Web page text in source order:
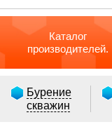
Каталог
производителей.
Бурение
скважин